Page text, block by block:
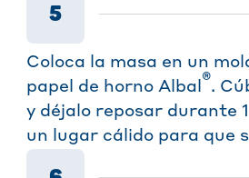
5
Coloca la masa en un
papel de horno Albal ®.
y déjalo reposar durante
un lugar cálido para que